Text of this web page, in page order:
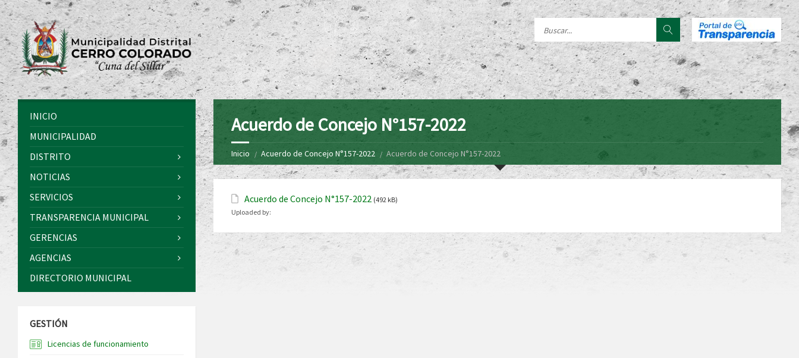
Acuerdo de Concejo N°157-2022
Inicio Acuerdo de Concejo N°157-2022 Acuerdo de Concejo N°157-2022
Acuerdo de Concejo N°157-2022 (492 kB)
Uploaded by:
INICIO
MUNICIPALIDAD
DISTRITO
NOTICIAS
SERVICIOS
TRANSPARENCIA MUNICIPAL
GERENCIAS
AGENCIAS
DIRECTORIO MUNICIPAL
GESTIÓN
Licencias de funcionamiento